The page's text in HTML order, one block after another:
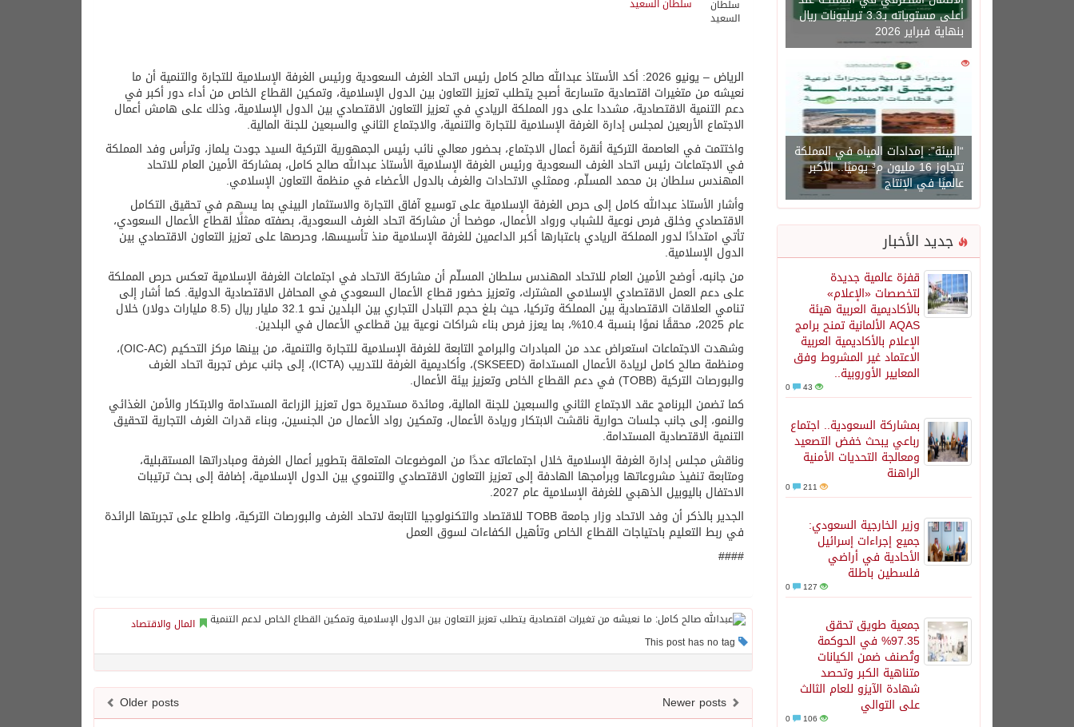
أعلى مستوياته بـ3.3 تريليونات ريال
بنهاية فبراير 2026
1450
“البيئة”: إمدادات المياه في المملكة
تتجاوز 16 مليون م³ يوميًا.. الأكبر
عالميًا في الإنتاج
جديد الأخبار
قفزة عالمية جديدة
لتخصصات «الإعلام»
بالأكاديمية العربية هيئة
AQAS الألمانية تمنح برامج
الإعلام بالأكاديمية العربية
الاعتماد غير المشروط وفق
المعايير الأوروبية..
43
بمشاركة السعودية.. اجتماع
رباعي يبحث خفض التصعيد
ومعالجة التحديات الأمنية
الراهنة
211
وزير الخارجية السعودي:
جميع إجراءات إسرائيل
الأحادية في أراضي
فلسطين باطلة
127
جمعية طويق تحقق
97.35% في الحوكمة
وتُصنف ضمن الكيانات
متناهية الكبر وتحصد
شهادة الآيزو للعام الثالث
على التوالي
106
سلطان السعيد
الرياض – يونيو 2026: أكد الأستاذ عبدالله صالح كامل رئيس اتحاد الغرف السعودية ورئيس الغرفة الإسلامية للتجارة والتنمية أن ما
نعيشه من متغيرات اقتصادية متسارعة أصبح يتطلب تعزيز التعاون بين الدول الإسلامية، وتمكين القطاع الخاص من أداء دور أكبر في
دعم التنمية الاقتصادية، مشددا على دور المملكة الريادي في تعزيز التعاون الاقتصادي بين الدول الإسلامية، وذلك على هامش أعمال
الاجتماع الأربعين لمجلس إدارة الغرفة الإسلامية للتجارة والتنمية، والاجتماع الثاني والسبعين للجنة المالية.
واختتمت في العاصمة التركية أنقرة أعمال الاجتماع، بحضور معالي نائب رئيس الجمهورية التركية السيد جودت يلماز، وترأس وفد المملكة
في الاجتماعات رئيس اتحاد الغرف السعودية ورئيس الغرفة الإسلامية الأستاذ عبدالله صالح كامل، بمشاركة الأمين العام للاتحاد
المهندس سلطان بن محمد المسلّم، وممثلي الاتحادات والغرف بالدول الأعضاء في منظمة التعاون الإسلامي.
وأشار الأستاذ عبدالله كامل إلى حرص الغرفة الإسلامية على توسيع آفاق التجارة والاستثمار البيني بما يسهم في تحقيق التكامل
الاقتصادي وخلق فرص نوعية للشباب ورواد الأعمال، موضحا أن مشاركة اتحاد الغرف السعودية، بصفته ممثلًا لقطاع الأعمال السعودي،
تأتي امتدادًا لدور المملكة الريادي باعتبارها أكبر الداعمين للغرفة الإسلامية منذ تأسيسها، وحرصها على تعزيز التعاون الاقتصادي بين
الدول الإسلامية.
من جانبه، أوضح الأمين العام للاتحاد المهندس سلطان المسلّم أن مشاركة الاتحاد في اجتماعات الغرفة الإسلامية تعكس حرص المملكة
على دعم العمل الاقتصادي الإسلامي المشترك، وتعزيز حضور قطاع الأعمال السعودي في المحافل الاقتصادية الدولية. كما أشار إلى
تنامي العلاقات الاقتصادية بين المملكة وتركيا، حيث بلغ حجم التبادل التجاري بين البلدين نحو 32.1 مليار ريال (8.5 مليارات دولار) خلال
عام 2025، محققًا نموًا بنسبة 10.4%، بما يعزز فرص بناء شراكات نوعية بين قطاعي الأعمال في البلدين.
وشهدت الاجتماعات استعراض عدد من المبادرات والبرامج التابعة للغرفة الإسلامية للتجارة والتنمية، من بينها مركز التحكيم (OIC-AC)،
ومنظمة صالح كامل لريادة الأعمال المستدامة (SKSEED)، وأكاديمية الغرفة للتدريب (ICTA)، إلى جانب عرض تجربة اتحاد الغرف
والبورصات التركية (TOBB) في دعم القطاع الخاص وتعزيز بيئة الأعمال.
كما تضمن البرنامج عقد الاجتماع الثاني والسبعين للجنة المالية، ومائدة مستديرة حول تعزيز الزراعة المستدامة والابتكار والأمن الغذائي
والنمو، إلى جانب جلسات حوارية ناقشت الابتكار وريادة الأعمال، وتمكين رواد الأعمال من الجنسين، وبناء قدرات الغرف التجارية لتحقيق
التنمية الاقتصادية المستدامة.
وناقش مجلس إدارة الغرفة الإسلامية خلال اجتماعاته عددًا من الموضوعات المتعلقة بتطوير أعمال الغرفة ومبادراتها المستقبلية،
ومتابعة تنفيذ مشروعاتها وبرامجها الهادفة إلى تعزيز التعاون الاقتصادي والتنموي بين الدول الإسلامية، إضافة إلى بحث ترتيبات
الاحتفال باليوبيل الذهبي للغرفة الإسلامية عام 2027.
الجدير بالذكر أن وفد الاتحاد وزار جامعة TOBB للاقتصاد والتكنولوجيا التابعة لاتحاد الغرف والبورصات التركية، واطلع على تجربتها الرائدة
في ربط التعليم باحتياجات القطاع الخاص وتأهيل الكفاءات لسوق العمل
####
المال والاقتصاد
Older posts